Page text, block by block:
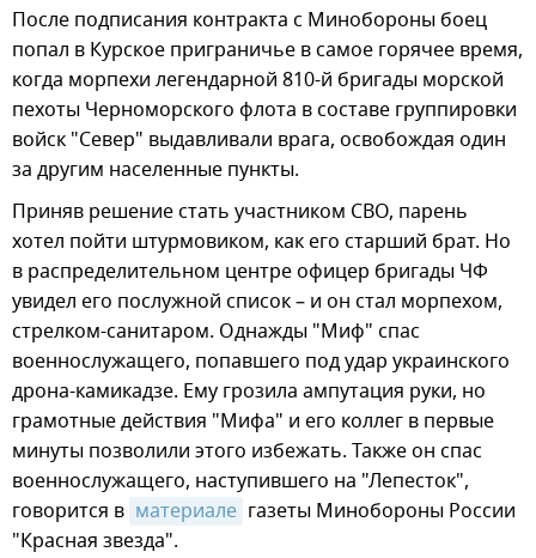
После подписания контракта с Минобороны боец
попал в Курское приграничье в самое горячее время,
когда морпехи легендарной 810-й бригады морской
пехоты Черноморского флота в составе группировки
войск "Север" выдавливали врага, освобождая один
за другим населенные пункты.
Приняв решение стать участником СВО, парень
хотел пойти штурмовиком, как его старший брат. Но
в распределительном центре офицер бригады ЧФ
увидел его послужной список – и он стал морпехом,
стрелком-санитаром. Однажды "Миф" спас
военнослужащего, попавшего под удар украинского
дрона-камикадзе. Ему грозила ампутация руки, но
грамотные действия "Мифа" и его коллег в первые
минуты позволили этого избежать. Также он спас
военнослужащего, наступившего на "Лепесток",
говорится в материале газеты Минобороны России
"Красная звезда".